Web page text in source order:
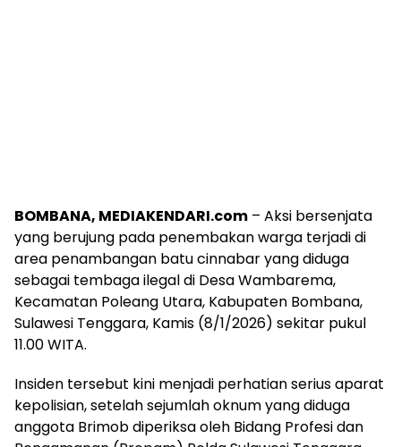
BOMBANA, MEDIAKENDARI.com – Aksi bersenjata
yang berujung pada penembakan warga terjadi di
area penambangan batu cinnabar yang diduga
sebagai tembaga ilegal di Desa Wambarema,
Kecamatan Poleang Utara, Kabupaten Bombana,
Sulawesi Tenggara, Kamis (8/1/2026) sekitar pukul
11.00 WITA.
Insiden tersebut kini menjadi perhatian serius aparat
kepolisian, setelah sejumlah oknum yang diduga
anggota Brimob diperiksa oleh Bidang Profesi dan